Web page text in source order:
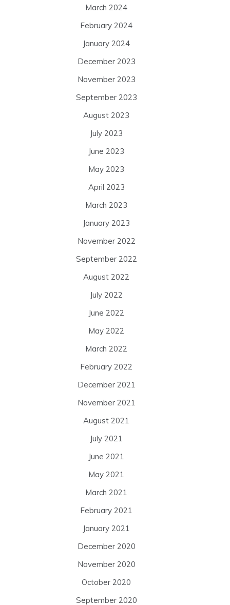
March 2024
February 2024
January 2024
December 2023
November 2023
September 2023
August 2023
July 2023
June 2023
May 2023
April 2023
March 2023
January 2023
November 2022
September 2022
August 2022
July 2022
June 2022
May 2022
March 2022
February 2022
December 2021
November 2021
August 2021
July 2021
June 2021
May 2021
March 2021
February 2021
January 2021
December 2020
November 2020
October 2020
September 2020